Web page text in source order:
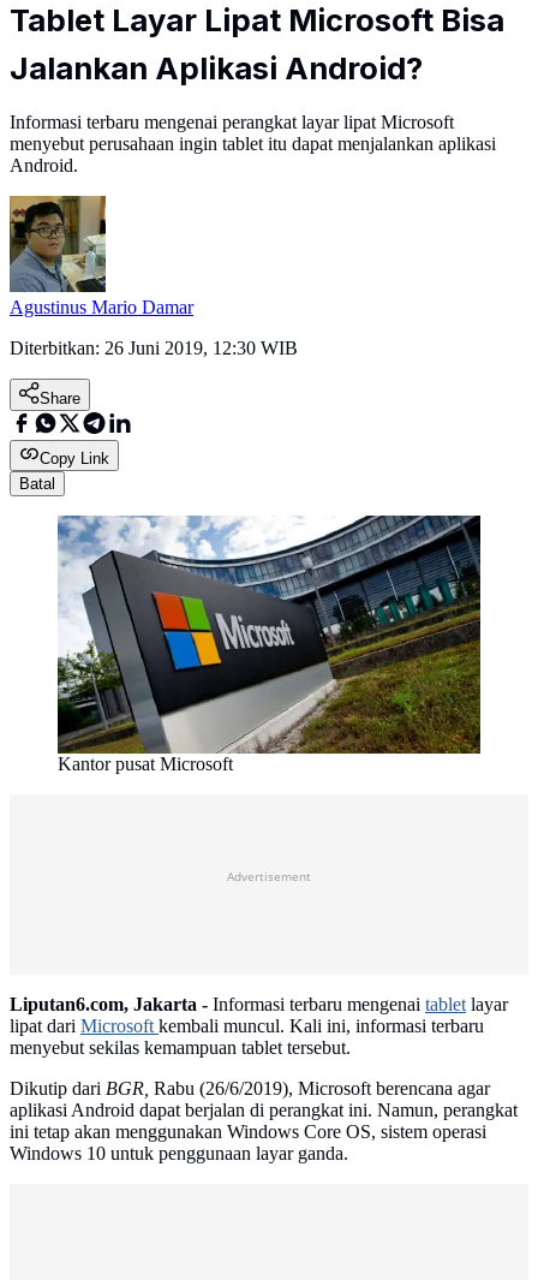
Tablet Layar Lipat Microsoft Bisa
Jalankan Aplikasi Android?
Informasi terbaru mengenai perangkat layar lipat Microsoft
menyebut perusahaan ingin tablet itu dapat menjalankan aplikasi
Android.
Agustinus Mario Damar
Diterbitkan: 26 Juni 2019, 12:30 WIB
Share
Copy Link
Batal
Kantor pusat Microsoft
Advertisement
Liputan6.com, Jakarta - Informasi terbaru mengenai tabletlayar
lipat dari Microsoftkembali muncul. Kali ini, informasi terbaru
menyebut sekilas kemampuan tablet tersebut.
Dikutip dari BGR, Rabu (26/6/2019), Microsoft berencana agar
aplikasi Android dapat berjalan di perangkat ini. Namun, perangkat
ini tetap akan menggunakan Windows Core OS, sistem operasi
Windows 10 untuk penggunaan layar ganda.